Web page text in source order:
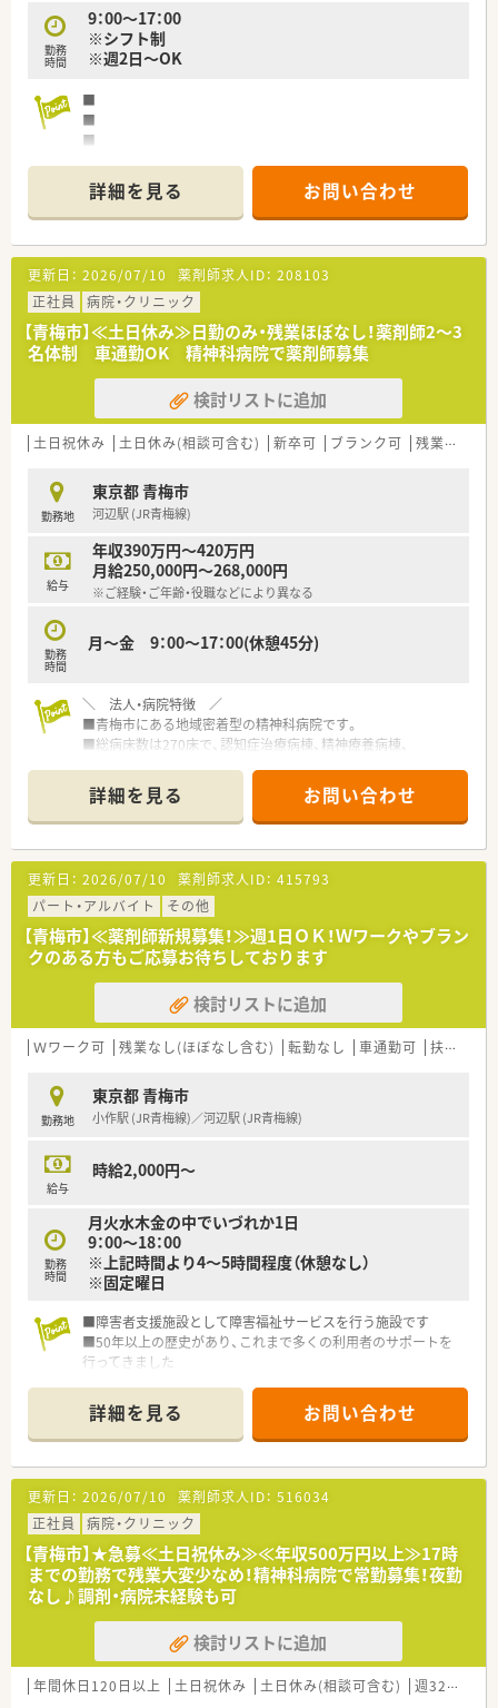
勤務
時間
9：00～17：00
※シフト制
※週2日～OK
■
■
■
詳細を見る お問い合わせ
更新日： 2026/07/10 薬剤師求人ID： 208103
正社員
病院・クリニック
【青梅市】≪土日休み≫日勤のみ・残業ほぼなし！薬剤師2～3
名体制 車通勤OK 精神科病院で薬剤師募集
検討リストに追加
土日祝休み 土日休み(相談可含む) 新卒可 ブランク可 残業なし(ほぼなし含む)
勤務地
東京都 青梅市
河辺駅 (JR青梅線)
給与
年収390万円～420万円
月給250,000円～268,000円
※ご経験・ご年齢・役職などにより異なる
勤務
時間
月～金 9：00～17：00(休憩45分)
＼ 法人・病院特徴 ／
■青梅市にある地域密着型の精神科病院です。
■総病床数は270床で、認知症治療病棟、精神療養病棟、
■精神科の急性期・慢性期の治療と社会復帰支援に注力している
ため、平均在院日数が短いのことも特徴です。
■長期入院患者を地域社会へ退院させる社会復帰活動の一環と
して、
精神科グループホーム、訪問介護事業を開設されています。
■薬剤師は常勤3名在籍。複数名体制です。
＼ 求人オススメポイント ／
■希少な土日祝休み♪
■日勤のみ・残業ほぼございません！
■薬剤師2～3名体制
詳細を見る お問い合わせ
更新日： 2026/07/10 薬剤師求人ID： 415793
パート・アルバイト
その他
【青梅市】≪薬剤師新規募集！≫週1日ＯＫ！Ｗワークやブラン
クのある方もご応募お待ちしております
検討リストに追加
Ｗワーク可 残業なし(ほぼなし含む) 転勤なし 車通勤可 扶養内勤務OK
勤務地
東京都 青梅市
小作駅 (JR青梅線)／河辺駅 (JR青梅線)
給与
時給2,000円～
勤務
時間
月火水木金の中でいづれか1日
9：00～18：00
※上記時間より4～5時間程度（休憩なし）
※固定曜日
■障害者支援施設として障害福祉サービスを行う施設です
■50年以上の歴史があり、これまで多くの利用者のサポートを
行ってきました
移行が可能になるよう、一人ひとり個別に支援をしていきます
詳細を見る お問い合わせ
更新日： 2026/07/10 薬剤師求人ID： 516034
正社員
病院・クリニック
【青梅市】★急募≪土日祝休み≫≪年収500万円以上≫17時
までの勤務で残業大変少なめ！精神科病院で常勤募集！夜勤
なし♪調剤・病院未経験も可
検討リストに追加
年間休日120日以上 土日祝休み 土日休み(相談可含む) 週32h以上